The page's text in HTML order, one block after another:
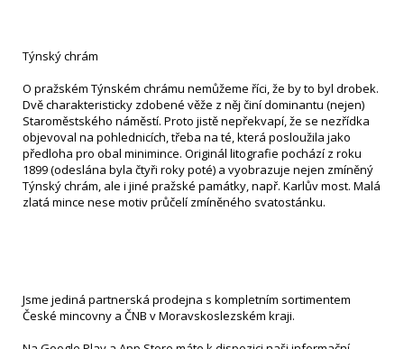
Týnský chrám
O pražském Týnském chrámu nemůžeme říci, že by to byl drobek.
Dvě charakteristicky zdobené věže z něj činí dominantu (nejen)
Staroměstského náměstí. Proto jistě nepřekvapí, že se nezřídka
objevoval na pohlednicích, třeba na té, která posloužila jako
předloha pro obal minimince. Originál litografie pochází z roku
1899 (odeslána byla čtyři roky poté) a vyobrazuje nejen zmíněný
Týnský chrám, ale i jiné pražské památky, např. Karlův most. Malá
zlatá mince nese motiv průčelí zmíněného svatostánku.
Jsme jediná partnerská prodejna s kompletním sortimentem
České mincovny a ČNB v Moravskoslezském kraji.